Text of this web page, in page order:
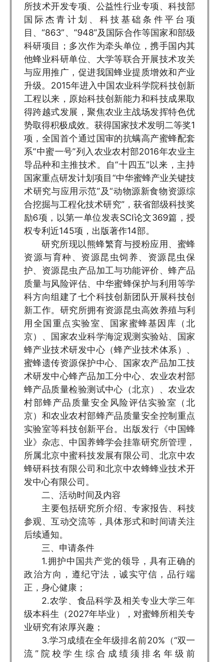
所技术开发专项、公益性行业专项、科技部
国际杰青计划、科技基础条件平台项
目、“863”、“948”及国际合作等国家和部级
科研项目；多次作为牵头单位，携手国内其
他蜂业科研单位、大学等联合开展技术攻关
与应用推广，促进我国蜂业提质增效和产业
升级。2015年进入中国农业科学院科技创新
工程以来，原始科技创新能力和科技成果取
得跨越式发展，聚焦农业主战场发挥特色优
势取得积极成效。获得国家技术发明二等奖1
项，全国首个通过国审的抗螨高产蜜蜂配套
系“中蜜一号”列入农业农村部2016年农业主
导品种和主推技术。自“十四五”以来，主持
国家重点研发计划项目“中华蜜蜂产业关键技
术研究与应用示范”及“动物源新食物资源综
合挖掘与工程化技术研究”，获省部级科技奖
励6项，以第一单位发表SCI论文369篇，授
权专利近145项，出版著作14部。
研究所现以熊蜂繁育与授粉应用、蜜蜂
资源与育种、资源昆虫饲养、资源昆虫保
护、资源昆虫产品加工与功能评价、蜂产品
质量与风险评估、中华蜜蜂保护与利用等学
科方向组建了七个科技创新团队开展科技创
新工作。研究所拥有资源昆虫高效养殖与利
用全国重点实验室、国家蜜蜂基因库（北
京）、国家农业科学海淀观测实验站、国家
蜂产业技术研发中心（蜂产业技术体系）、
蜜蜂遗传资源保护中心、国家农产品加工技
术研发中心蜂产品加工分中心、农业农村部
蜂产品质量检验测试中心（北京）、农业农
村部蜂产品质量安全风险评估实验室（北
京）和农业农村部蜂产品质量安全控制重点
实验室等科技创新平台。出版发行《中国蜂
业》杂志、中国养蜂学会挂靠研究所管理，
所属北京中蜜科技发展有限公司、北京中农
蜂研科技有限公司和北京中农蜂蜂业技术开
发中心有限公司。
二、活动时间及内容
主要包括研究所介绍、专家报告、科技
参观、互动交流等，具体形式和时间请关注
后续通知。
三、申请条件
1.拥护中国共产党的领导，具有正确的
政治方向，遵纪守法，诚实守信，品行端
正，身心健康；
2.农学、食品科学及相关专业大学三年
级本科生（2027年毕业），对蜜蜂所相关专
业研究有浓厚兴趣；
3.学习成绩在全年级排名前20%（“双一
流”院校学生综合成绩须排名年级前